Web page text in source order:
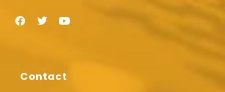
Contact